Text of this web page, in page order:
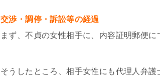
交渉・調停・訴訟等の経過
まず、不貞の女性相手に、内容証明郵便
そうしたところ、相手女性にも代理人弁